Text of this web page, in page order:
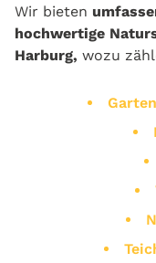
Wir bieten
hochwertige
Harburg, wozu